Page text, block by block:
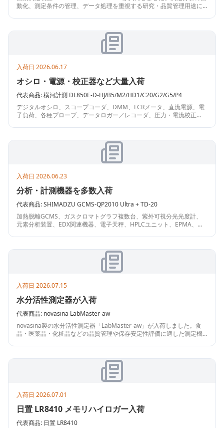
動化、測定条件の管理、データ処理を重視する研究・品質管理用途に
入荷日 2026.06.17
オシロ・電源・校正器など大量入荷
代表商品:横河計測 DL850E-D-HJ/B5/M2/HD1/C20/G2/G5/P4
デジタルオシロ、スコープコーダ、DMM、LCRメータ、直流電源、電
子負荷、各種プローブ、データロガー／レコーダ、圧力・電流校正
入荷日 2026.06.23
分析・計測機器を多数入荷
代表商品:SHIMADZU GCMS-QP2010 Ultra + TD-20
加熱脱離GCMS、ガスクロマトグラフ複数台、紫外可視分光光度計、
元素分析装置、EDX関連機器、電子天秤、HPLCユニット、EPMA、循
入荷日 2026.07.15
水分活性測定器が入荷
代表商品: novasina LabMaster-aw
novasina製の水分活性測定器「LabMaster-aw」が入荷しました。食
品・医薬品・化粧品などの品質管理や保存安定性評価に適した測定機
入荷日 2026.07.01
日置 LR8410 メモリハイロガー入荷
代表商品: 日置 LR8410